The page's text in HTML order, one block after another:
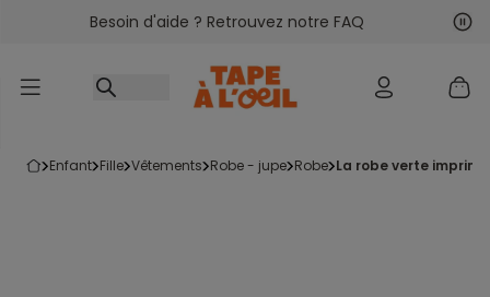
Accéder au contenu
Besoin d'aide ? Retrouvez notre FAQ
enfant fille vêtements robe - jupe robe la robe verte